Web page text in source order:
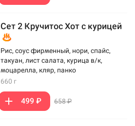
Сет 2 Кручитос Хот с курицей
Рис, соус фирменный, нори, спайс,
такуан, лист салата, курица в/к,
моцарелла, кляр, панко
660 г
499 ₽ 658 ₽